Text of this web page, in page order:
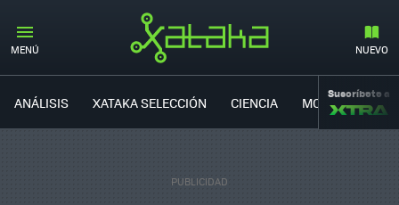
MENÚ NUEVO
ANÁLISIS XATAKA SELECCIÓN CIENCIA MOVILIDAD
Suscríbete a